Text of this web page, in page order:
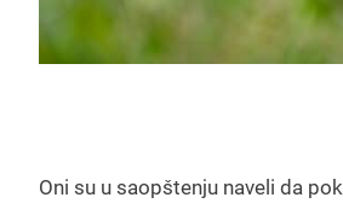
Oni su u saopštenju naveli da